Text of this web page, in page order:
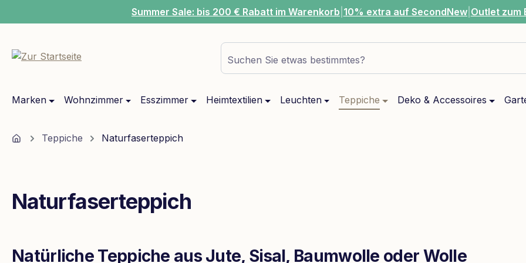
Zur Hauptnavigation springenSummer Sale: bis 200 € Rabatt im Warenkorb 10% extra auf SecondNew Outlet zum
Suchen Sie etwas bestimmtes?
Marken Wohnzimmer Esszimmer Heimtextilien Leuchten Teppiche Deko & Accessoires
HomeTeppiche Naturfaserteppich
Naturfaserteppich
Natürliche Teppiche aus Jute, Sisal, Baumwolle oder Wolle